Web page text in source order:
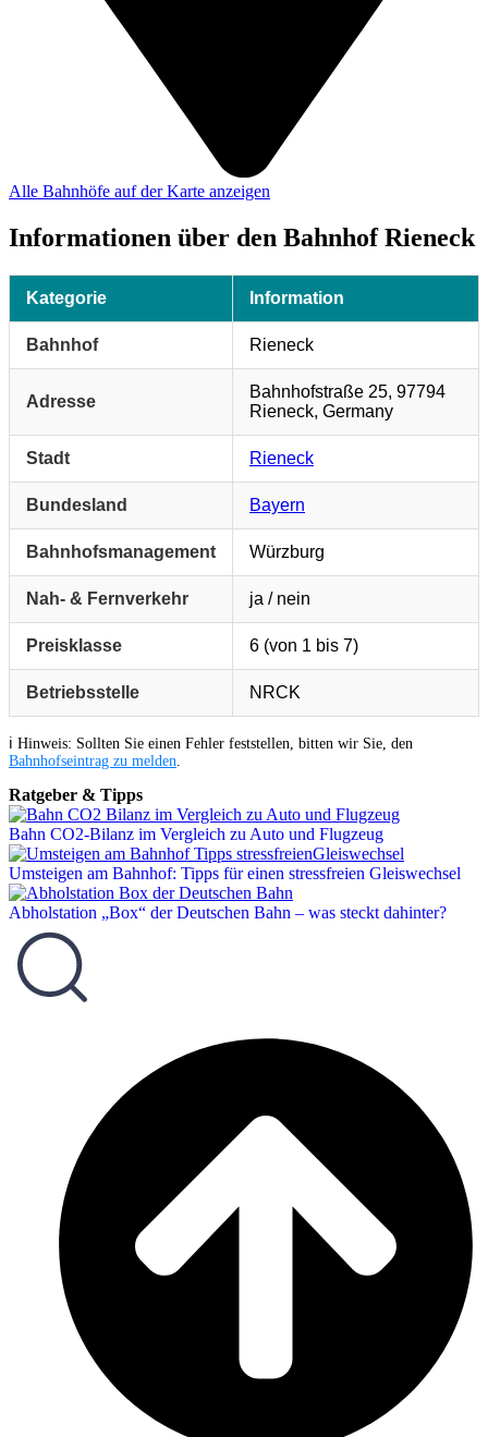
Alle Bahnhöfe auf der Karte anzeigen
Informationen über den Bahnhof Rieneck
Kategorie Information
Bahnhof Rieneck
Adresse
Bahnhofstraße 25, 97794
Rieneck, Germany
Stadt Rieneck
Bundesland Bayern
Bahnhofsmanagement Würzburg
Nah- & Fernverkehr ja / nein
Preisklasse 6 (von 1 bis 7)
Betriebsstelle NRCK
ℹ️ Hinweis: Sollten Sie einen Fehler feststellen, bitten wir Sie, den
Bahnhofseintrag zu melden
Ratgeber & Tipps
Bahn CO2-Bilanz im Vergleich zu Auto und Flugzeug
Umsteigen am Bahnhof: Tipps für einen stressfreien Gleiswechsel
Abholstation „Box“ der Deutschen Bahn – was steckt dahinter?